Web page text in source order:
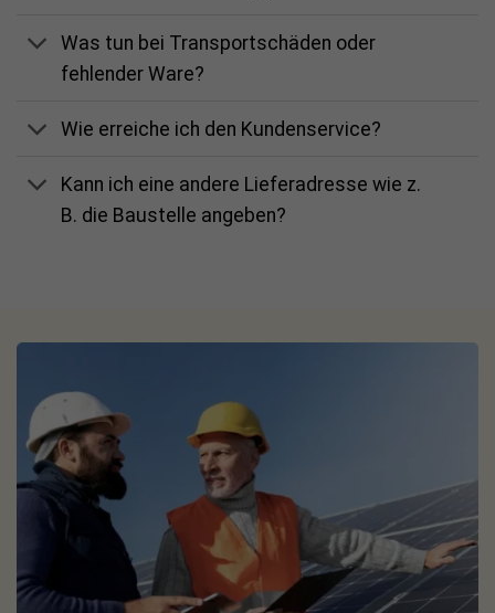
Was tun bei Transportschäden oder
fehlender Ware?
Wie erreiche ich den Kundenservice?
Kann ich eine andere Lieferadresse wie z.
B. die Baustelle angeben?